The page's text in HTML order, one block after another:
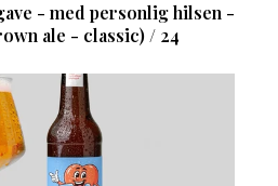
- med personlig hilsen -
ale - classic) / 24